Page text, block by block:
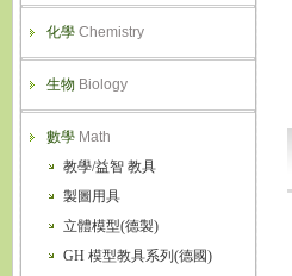
化學 Chemistry
生物 Biology
數學 Math
教學/益智 教具
製圖用具
立體模型(德製)
GH 模型教具系列(德國)